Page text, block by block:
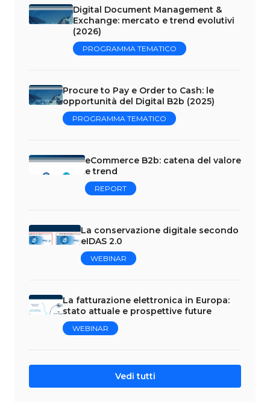
Digital Document Management &
Exchange: mercato e trend evolutivi
(2026)
PROGRAMMA TEMATICO
Procure to Pay e Order to Cash: le
opportunità del Digital B2b (2025)
PROGRAMMA TEMATICO
eCommerce B2b: catena del valore
e trend
REPORT
La conservazione digitale secondo
eIDAS 2.0
WEBINAR
La fatturazione elettronica in Europa:
stato attuale e prospettive future
WEBINAR
Vedi tutti